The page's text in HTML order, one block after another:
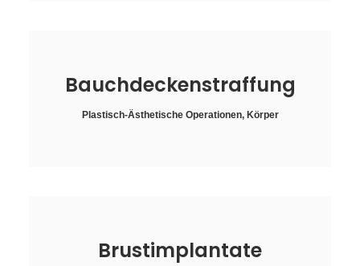
Bauchdeckenstraffung
Plastisch-Ästhetische Operationen, Körper
Brustimplantate